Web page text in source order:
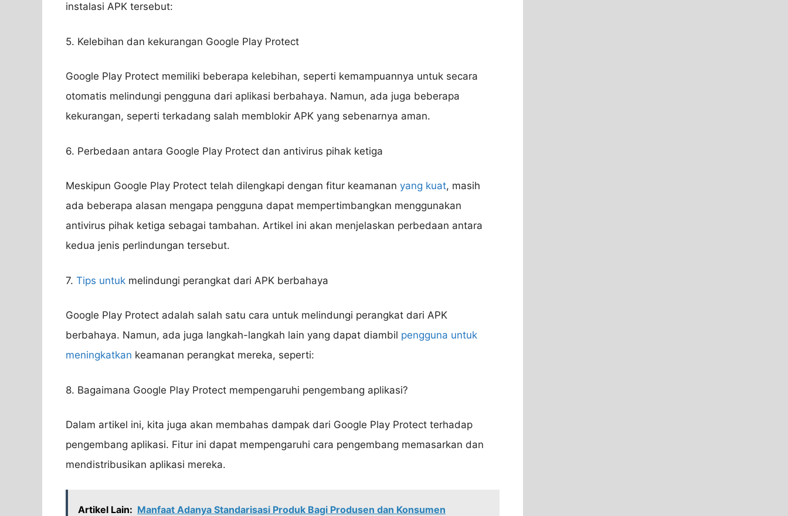
instalasi APK tersebut:
5. Kelebihan dan kekurangan Google Play Protect
Google Play Protect memiliki beberapa kelebihan, seperti kemampuannya untuk secara
otomatis melindungi pengguna dari aplikasi berbahaya. Namun, ada juga beberapa
kekurangan, seperti terkadang salah memblokir APK yang sebenarnya aman.
6. Perbedaan antara Google Play Protect dan antivirus pihak ketiga
Meskipun Google Play Protect telah dilengkapi dengan fitur keamanan yang kuat, masih
ada beberapa alasan mengapa pengguna dapat mempertimbangkan menggunakan
antivirus pihak ketiga sebagai tambahan. Artikel ini akan menjelaskan perbedaan antara
kedua jenis perlindungan tersebut.
7. Tips untuk melindungi perangkat dari APK berbahaya
Google Play Protect adalah salah satu cara untuk melindungi perangkat dari APK
berbahaya. Namun, ada juga langkah-langkah lain yang dapat diambil pengguna untuk
meningkatkan keamanan perangkat mereka, seperti:
8. Bagaimana Google Play Protect mempengaruhi pengembang aplikasi?
Dalam artikel ini, kita juga akan membahas dampak dari Google Play Protect terhadap
pengembang aplikasi. Fitur ini dapat mempengaruhi cara pengembang memasarkan dan
mendistribusikan aplikasi mereka.
Artikel Lain: Manfaat Adanya Standarisasi Produk Bagi Produsen dan Konsumen